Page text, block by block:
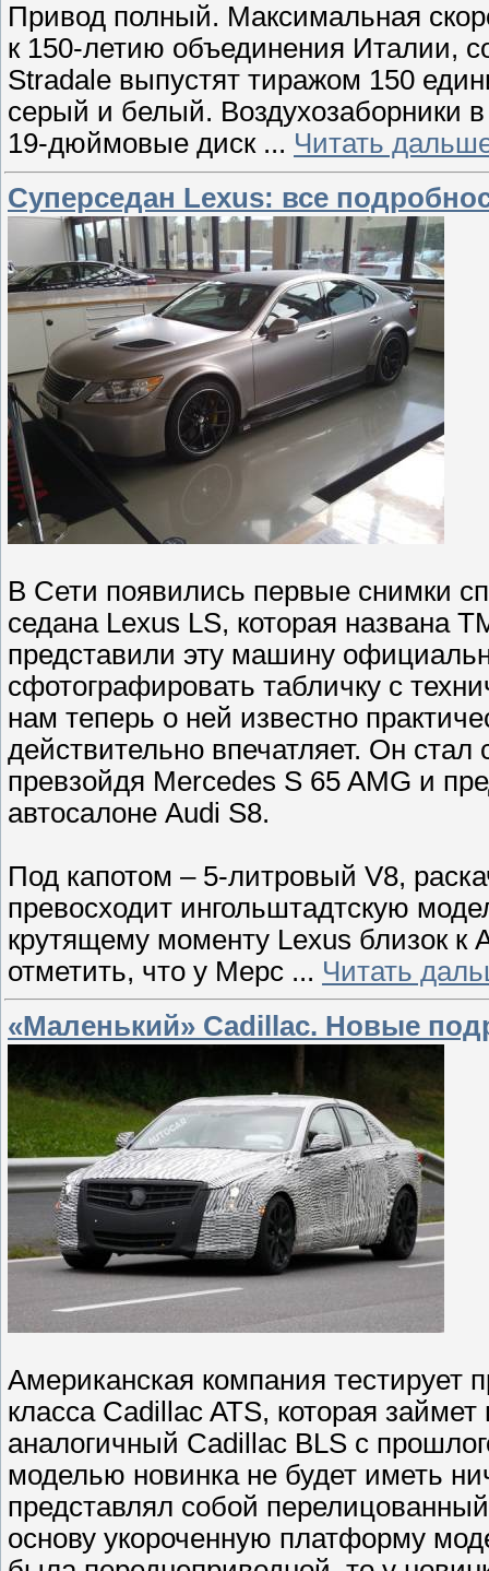
Привод полный. Максимальная
к 150-летию объединения Италии,
Stradale выпустят тиражом 150
серый и белый. Воздухозаборники
19-дюймовые диск ... Читать
Cуперседан Lexus: все
В Сети появились первые снимки
седана Lexus LS, которая названа
представили эту машину
сфотографировать табличку с
нам теперь о ней известно
действительно впечатляет. Он
превзойдя Mercedes S 65 AMG и
автосалоне Audi S8.
Под капотом – 5-литровый V8,
превосходит ингольштадтскую
крутящему моменту Lexus близок к
отметить, что у Мерс ... Читать
«Маленький» Cadillac. Новые
Американская компания
класса Cadillac ATS, которая
аналогичный Cadillac BLS с
моделью новинка не будет иметь
представлял собой
основу укороченную платформу